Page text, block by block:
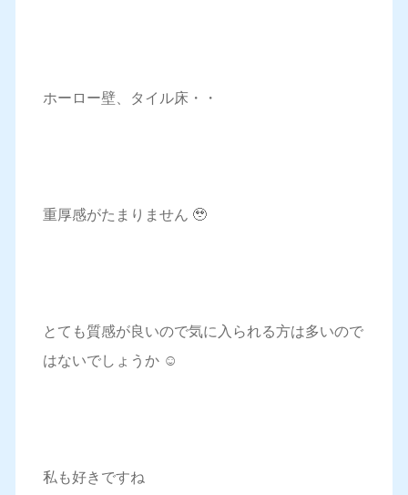
ホーロー壁、タイル床・・
重厚感がたまりません 🥹
とても質感が良いので気に入られる方は多いので
はないでしょうか ☺️
私も好きですね